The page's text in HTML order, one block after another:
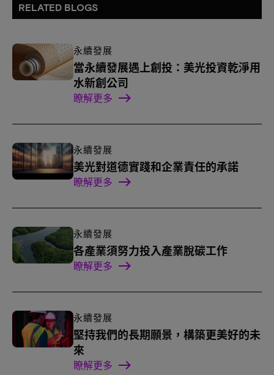
RELATED BLOGS
永續發展
當永續發展遇上創投：美光投資乾淨用
水新創公司
瞭解更多
永續發展
美光對道德實踐和企業責任的承諾
瞭解更多
永續發展
各產業須努力投入產業脫碳工作
瞭解更多
永續發展
堅持我們的長期願景，構築更美好的未
來
瞭解更多